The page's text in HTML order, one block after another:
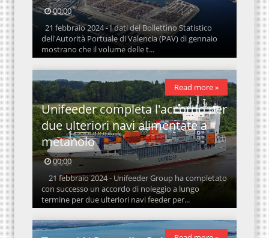
00:00
21 febbraio 2024 - I dati del Bollettino Statistico
dell'Autorità Portuale di Valencia (PAV) di gennaio
mostrano che il volume delle t...
Unifeeder completa l'accordo per
due ulteriori navi alimentate a
metanolo
00:00
21 febbraio 2024 - Unifeeder Group ha completato
con successo un accordo di noleggio a lungo
termine per due ulteriori navi feeder per...
Read more »